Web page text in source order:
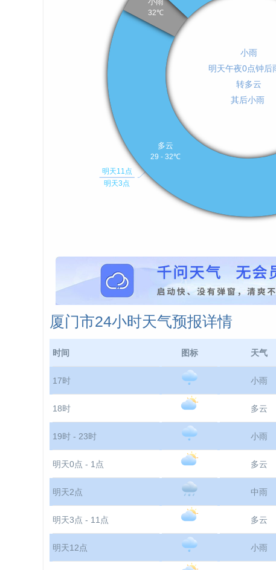
厦门市24小时天气预报详情
时间 图标 天气
17时 小雨
18时 多云
19时 - 23时 小雨
明天0点 - 1点 多云
明天2点 中雨
明天3点 - 11点 多云
明天12点 小雨